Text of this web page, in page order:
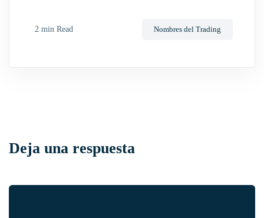
2 min Read Nombres del Trading
Deja una respuesta